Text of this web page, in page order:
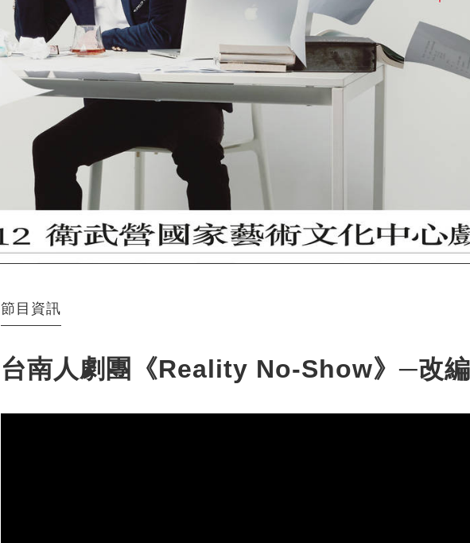
節目資訊
台南人劇團《Reality No-Show》─改